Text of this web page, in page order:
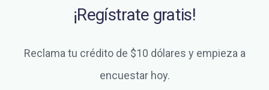
¡Regístrate gratis!
Reclama tu crédito de $10 dólares y empieza a
encuestar hoy.